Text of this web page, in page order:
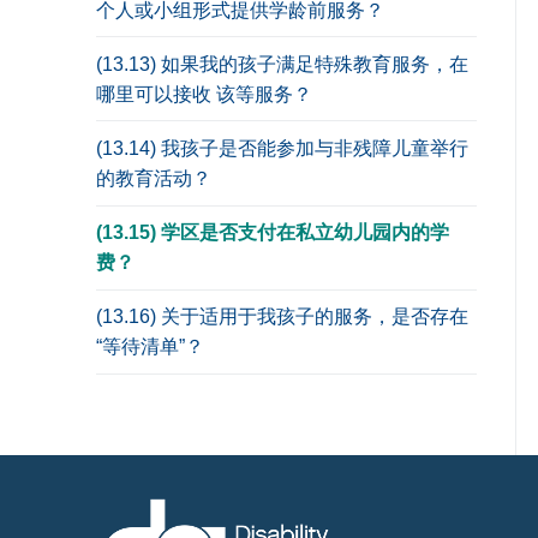
个人或小组形式提供学龄前服务？
(13.13) 如果我的孩子满足特殊教育服务，在
哪里可以接收 该等服务？
(13.14) 我孩子是否能参加与非残障儿童举行
的教育活动？
(13.15) 学区是否支付在私立幼儿园内的学
费？
(13.16) 关于适用于我孩子的服务，是否存在
“等待清单”？